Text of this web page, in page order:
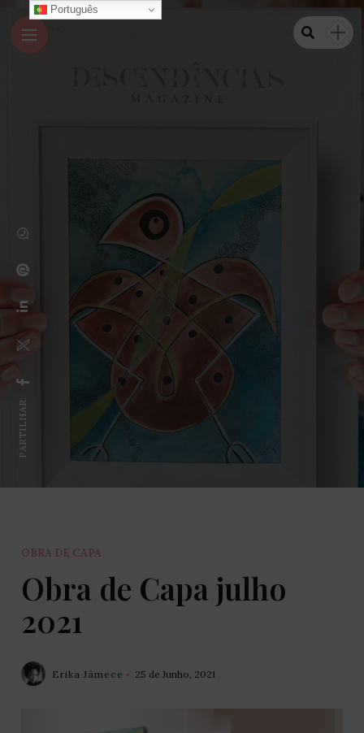
PARTILHAR:
OBRA DE CAPA
Obra de Capa julho
2021
Erika Jâmece 25 de Junho, 2021
Português